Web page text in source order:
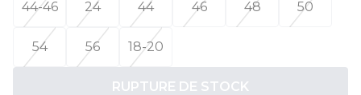
44-46
24 44 46 48 50
54 56 18-20
RUPTURE DE STOCK